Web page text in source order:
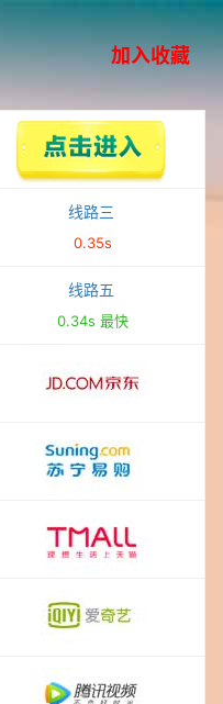
加入收藏
0.34s
线路三
0.35s
线路五
0.34s 最快